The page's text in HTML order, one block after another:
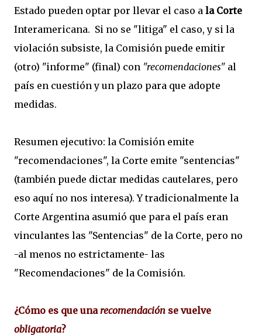
Estado pueden optar por llevar el caso a la Corte
Interamericana. Si no se "litiga" el caso, y si la
violación subsiste, la Comisión puede emitir
(otro) "informe" (final) con "recomendaciones" al
país en cuestión y un plazo para que adopte
medidas.
Resumen ejecutivo: la Comisión emite
"recomendaciones", la Corte emite "sentencias"
(también puede dictar medidas cautelares, pero
eso aquí no nos interesa). Y tradicionalmente la
Corte Argentina asumió que para el país eran
vinculantes las "Sentencias" de la Corte, pero no
-al menos no estrictamente- las
"Recomendaciones" de la Comisión.
¿Cómo es que unarecomendación se vuelve
obligatoria?